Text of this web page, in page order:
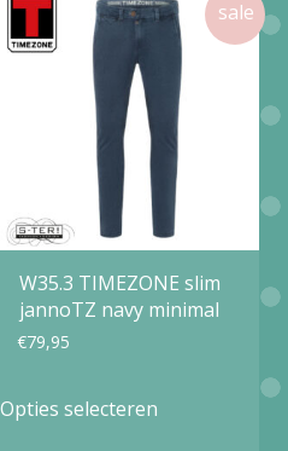
W35.3 TIMEZONE slim
jannoTZ navy minimal
€79,95
Opties selecteren